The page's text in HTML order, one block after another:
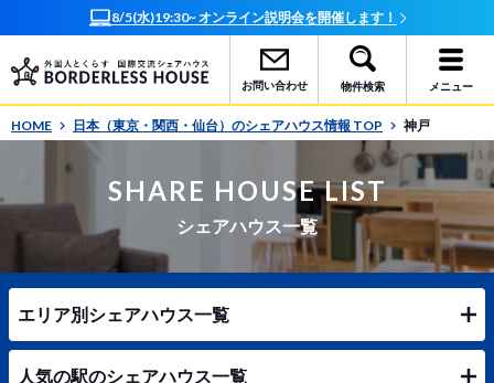
8/5(水)19:30~ オンライン説明会を開催します！
お問い合わせ 物件検索 メニュー
HOME 日本（東京・関西・仙台）のシェアハウス情報 TOP 神戸
SHARE HOUSE LIST
シェアハウス一覧
エリア別シェアハウス一覧
人気の駅のシェアハウス一覧